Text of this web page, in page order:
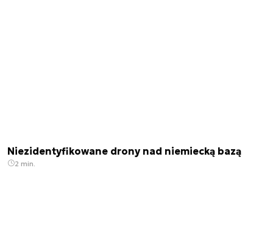
Niezidentyfikowane drony nad niemiecką bazą
2 min.